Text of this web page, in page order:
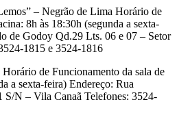
– Negrão de Lima Horário de
8h às 18:30h (segunda a sexta-
de Godoy Qd.29 Lts. 06 e 07 – Setor
1815 e 3524-1816
de Funcionamento da sala de
a sexta-feira) Endereço: Rua
N – Vila Canaã Telefones: 3524-